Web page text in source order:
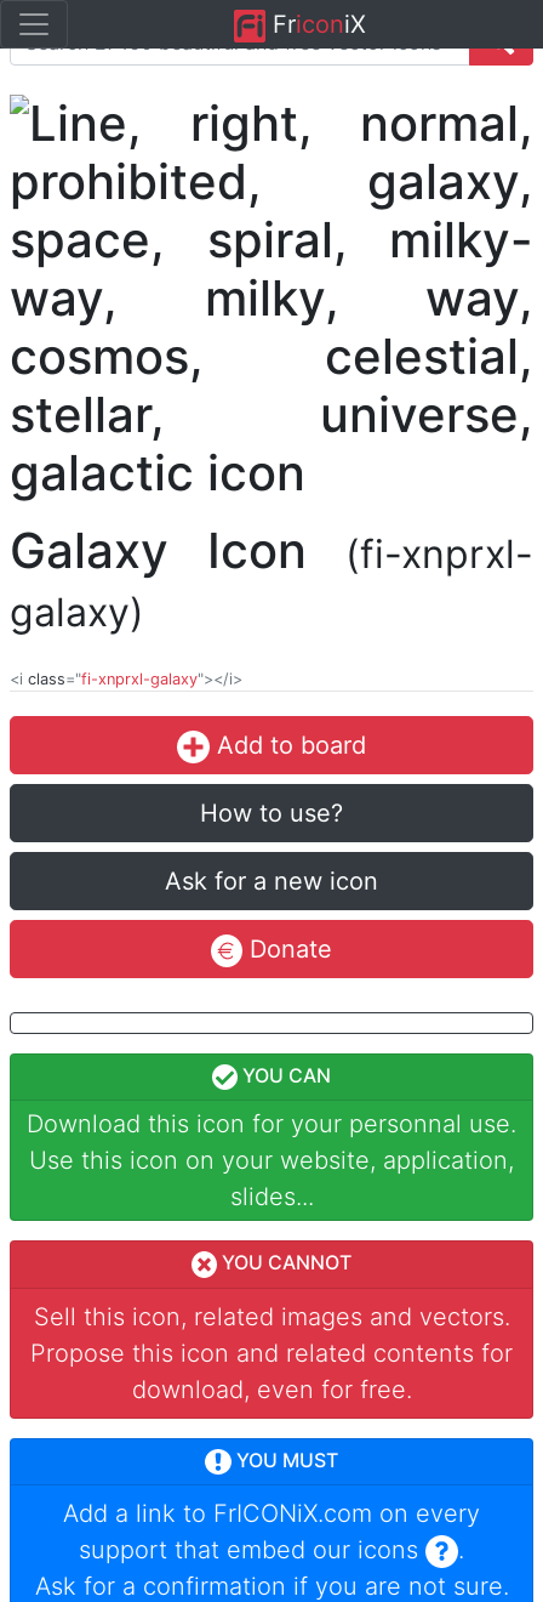
FriconiX
Galaxy Icon
(fi-xnprxl-
galaxy)
<i class="fi-xnprxl-galaxy"></i>
Add to board
How to use?
Ask for a new icon
Donate
YOU CAN
Download this icon for your personnal use.
Use this icon on your website, application,
slides...
YOU CANNOT
Sell this icon, related images and vectors.
Propose this icon and related contents for
download, even for free.
YOU MUST
Add a link to FrICONiX.com on every
support that embed our icons
.
Ask for a confirmation if you are not sure.